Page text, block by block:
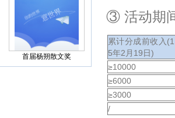
首届杨朔散文奖
③ 活动期
累计分成前收入
5年2月19日)
≥10000
≥6000
≥3000
/